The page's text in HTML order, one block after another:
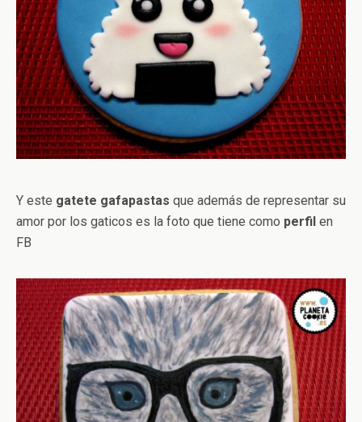
Y este gatete gafapastas que además de representar su
amor por los gaticos es la foto que tiene como perfil en
FB